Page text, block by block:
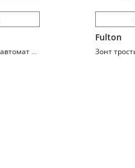
Зонт женский 918 Meddo трость автомат 24 спицы радуга
Fulton